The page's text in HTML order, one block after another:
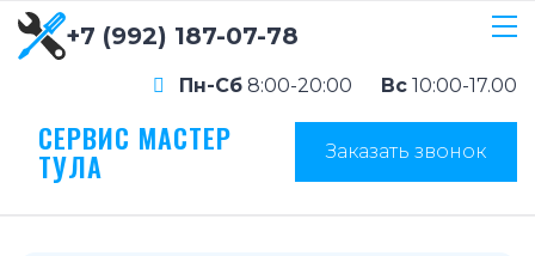
+7 (992) 187-07-78
Пн-Сб 8:00-20:00 Вс 10:00-17.00
СЕРВИС МАСТЕР
ТУЛА Заказать звонок